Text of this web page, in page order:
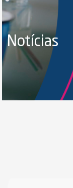
Notícias